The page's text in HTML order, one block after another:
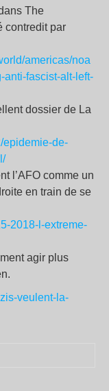
The
contredit par
americas/noa
anti-fascist-alt-left-
dossier de La
epidemie-de-
l’AFO comme un
en train de se
2018-l-extreme-
agir plus
veulent-la-